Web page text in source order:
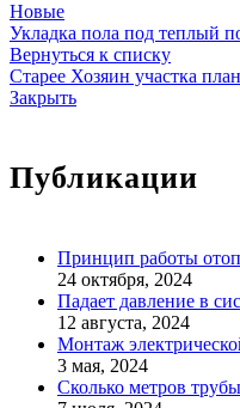
Новые
Укладка пола под теплый
Вернуться к списку
Старее Хозяин участка
Закрыть
Публикации
Принцип работы
24 октября, 2024
Падает давление в
12 августа, 2024
Монтаж
3 мая, 2024
Сколько метров